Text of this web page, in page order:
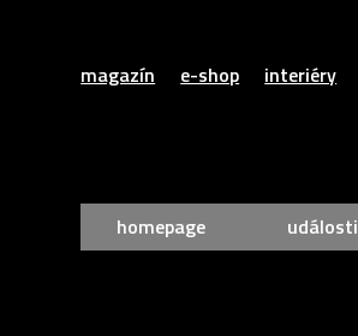
magazín e-shop interiéry
homepage události